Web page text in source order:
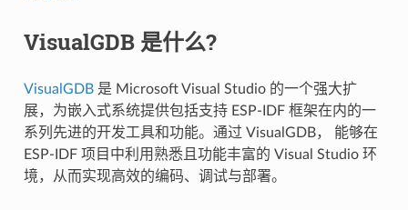
VisualGDB 是什么?
VisualGDB是 Microsoft Visual Studio 的一个强大扩
展，为嵌入式系统提供包括支持 ESP-IDF 框架在内的一
系列先进的开发工具和功能。通过 VisualGDB， 能够在
ESP-IDF 项目中利用熟悉且功能丰富的 Visual Studio 环
境，从而实现高效的编码、调试与部署。